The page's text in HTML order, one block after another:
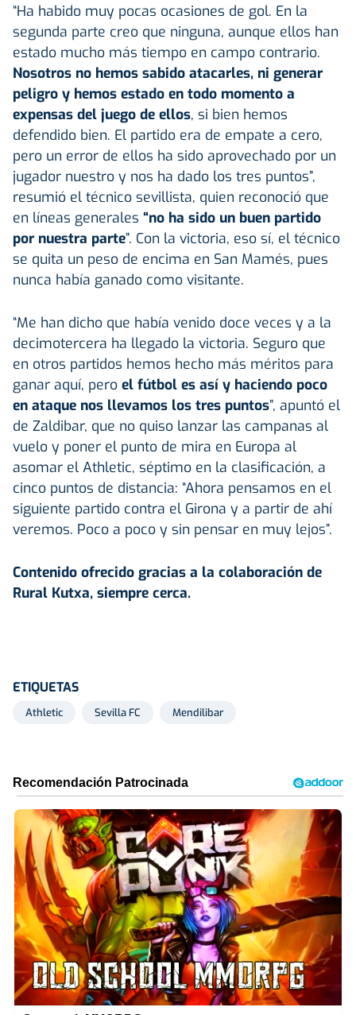
“Ha habido muy pocas ocasiones de gol. En la
segunda parte creo que ninguna, aunque ellos han
estado mucho más tiempo en campo contrario.
Nosotros no hemos sabido atacarles, ni generar
peligro y hemos estado en todo momento a
expensas del juego de ellos, si bien hemos
defendido bien. El partido era de empate a cero,
pero un error de ellos ha sido aprovechado por un
jugador nuestro y nos ha dado los tres puntos”,
resumió el técnico sevillista, quien reconoció que
en líneas generales “no ha sido un buen partido
por nuestra parte”. Con la victoria, eso sí, el técnico
se quita un peso de encima en San Mamés, pues
nunca había ganado como visitante.
“Me han dicho que había venido doce veces y a la
decimotercera ha llegado la victoria. Seguro que
en otros partidos hemos hecho más méritos para
ganar aquí, pero el fútbol es así y haciendo poco
en ataque nos llevamos los tres puntos”, apuntó el
de Zaldibar, que no quiso lanzar las campanas al
vuelo y poner el punto de mira en Europa al
asomar el Athletic, séptimo en la clasificación, a
cinco puntos de distancia: “Ahora pensamos en el
siguiente partido contra el Girona y a partir de ahí
veremos. Poco a poco y sin pensar en muy lejos”.
Contenido ofrecido gracias a la colaboración de
Rural Kutxa, siempre cerca.
ETIQUETAS
Athletic Sevilla FC Mendilibar